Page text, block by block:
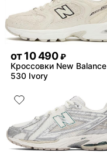
от10 490 ₽
Кроссовки New Balance
530 Ivory